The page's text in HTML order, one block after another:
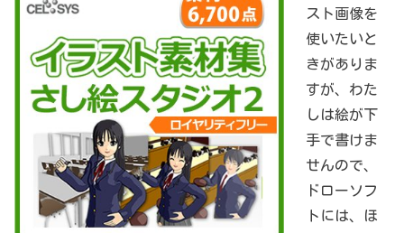
スト画像を
使いたいと
きがありま
すが、わた
しは絵が下
手で書けま
せんので、
ドローソフ
トには、ほ